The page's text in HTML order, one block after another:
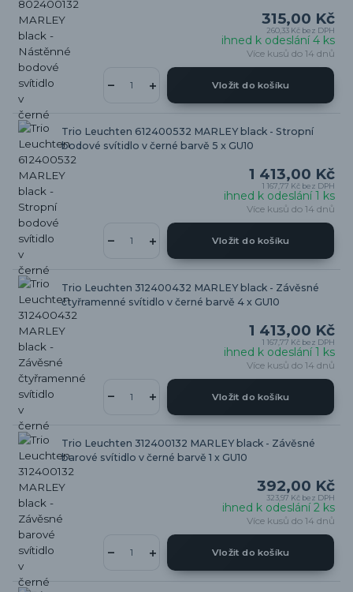
315,00 Kč
260,33 Kč bez DPH
ihned k odeslání 4 ks
Více kusů do 14 dnů
Vložit do košíku
Trio Leuchten 612400532 MARLEY black - Stropní
bodové svítidlo v černé barvě 5 x GU10
1 413,00 Kč
1 167,77 Kč bez DPH
ihned k odeslání 1 ks
Více kusů do 14 dnů
Vložit do košíku
Trio Leuchten 312400432 MARLEY black - Závěsné
čtyřramenné svítidlo v černé barvě 4 x GU10
1 413,00 Kč
1 167,77 Kč bez DPH
ihned k odeslání 1 ks
Více kusů do 14 dnů
Vložit do košíku
Trio Leuchten 312400132 MARLEY black - Závěsné
barové svítidlo v černé barvě 1 x GU10
392,00 Kč
323,97 Kč bez DPH
ihned k odeslání 2 ks
Více kusů do 14 dnů
Vložit do košíku